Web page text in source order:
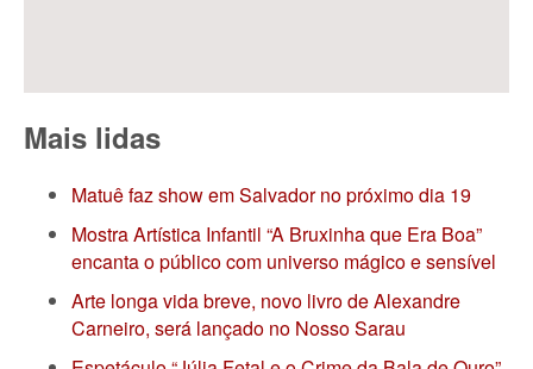
Mais lidas
Matuê faz show em Salvador no próximo dia 19
Mostra Artística Infantil “A Bruxinha que Era Boa”
encanta o público com universo mágico e sensível
Arte longa vida breve, novo livro de Alexandre
Carneiro, será lançado no Nosso Sarau